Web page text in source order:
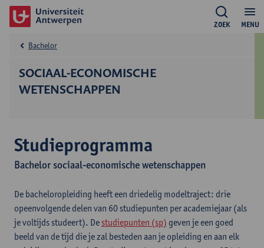
MENU
ZOEK
SOCIAAL-ECONOMISCHE
WETENSCHAPPEN
Bachelor
Studieprogramma
Bachelor sociaal-economische wetenschappen
De bacheloropleiding heeft een driedelig modeltraject: drie
opeenvolgende delen van 60 studiepunten per academiejaar (als
je voltijds studeert). De studiepunten (sp) geven je een goed
beeld van de tijd die je zal besteden aan je opleiding en aan elk